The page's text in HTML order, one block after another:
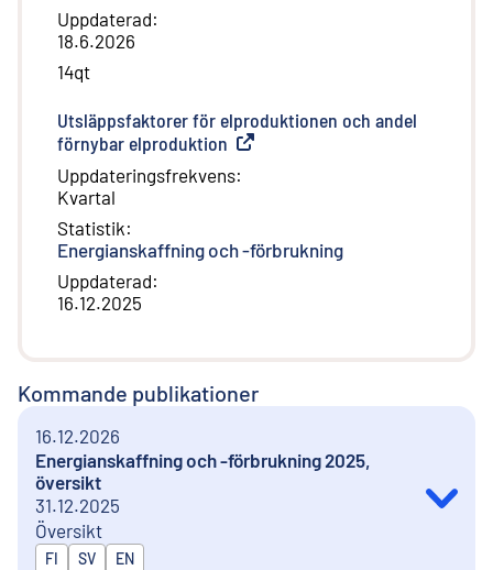
Uppdaterad:
18.6.2026
14qt
Utsläppsfaktorer för elproduktionen och andel
förnybar elproduktion Extern länk
Uppdateringsfrekvens:
Kvartal
Statistik:
Energianskaffning och -förbrukning
Uppdaterad:
16.12.2025
Kommande publikationer
16.12.2026
Energianskaffning och -förbrukning 2025,
översikt
31.12.2025
Översikt
Publiceras på
FI SV EN